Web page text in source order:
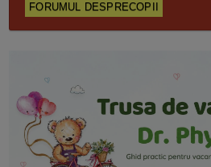
FORUMUL DESPRECOPII